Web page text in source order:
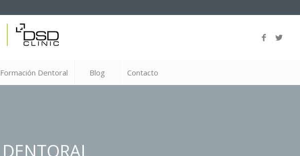
Formación Dentoral Blog Contacto
DENTORAL